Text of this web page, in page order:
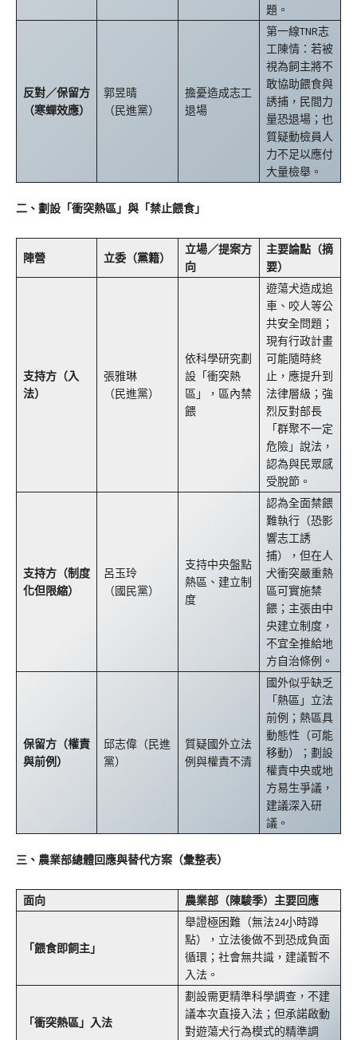
題。
反對／保留方
（寒蟬效應）
郭昱晴
（民進黨）
擔憂造成志工
退場
第一線TNR志
工陳情：若被
視為飼主將不
敢協助餵食與
誘捕，民間力
量恐退場；也
質疑動檢員人
力不足以應付
大量檢舉。
二、劃設「衝突熱區」與「禁止餵食」
陣營 立委（黨籍）
立場／提案方
向
主要論點（摘
要）
支持方（入
法）
張雅琳
（民進黨）
依科學研究劃
設「衝突熱
區」，區內禁
餵
遊蕩犬造成追
車、咬人等公
共安全問題；
現有行政計畫
可能隨時終
止，應提升到
法律層級；強
烈反對部長
「群聚不一定
危險」說法，
認為與民眾感
受脫節。
支持方（制度
化但限縮）
呂玉玲
（國民黨）
支持中央盤點
熱區、建立制
度
認為全面禁餵
難執行（恐影
響志工誘
捕），但在人
犬衝突嚴重熱
區可實施禁
餵；主張由中
央建立制度，
不宜全推給地
方自治條例。
保留方（權責
與前例）
邱志偉（民進
黨）
質疑國外立法
例與權責不清
國外似乎缺乏
「熱區」立法
前例；熱區具
動態性（可能
移動）；劃設
權責中央或地
方易生爭議，
建議深入研
議。
三、農業部總體回應與替代方案（彙整表）
面向 農業部（陳駿季）主要回應
「餵食即飼主」
舉證極困難（無法24小時蹲
點），立法後做不到恐成負面
循環；社會無共識，建議暫不
入法。
「衝突熱區」入法
劃設需更精準科學調查，不建
議本次直接入法；但承諾啟動
對遊蕩犬行為模式的精準調